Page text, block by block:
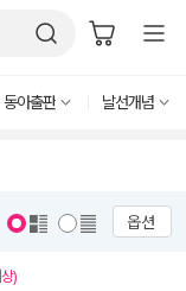
동아출판 날선개념
옵션
)